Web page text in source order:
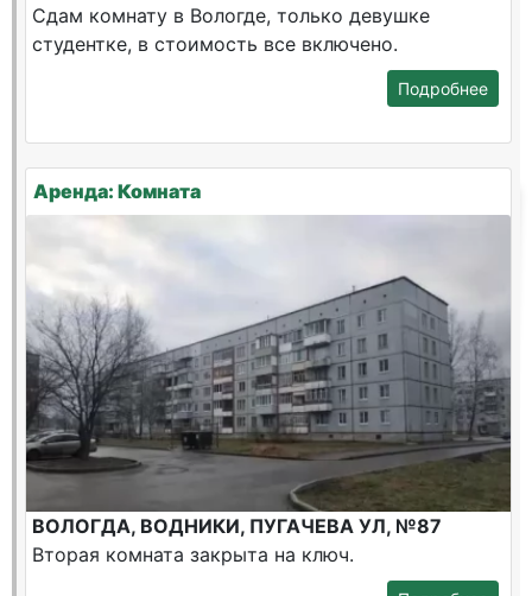
Сдам комнату в Вологде, только девушке
студентке, в стоимость все включено.
Подробнее
Аренда: Комната
ВОЛОГДА, ВОДНИКИ, ПУГАЧЕВА УЛ, №87
Вторая комната закрыта на ключ.